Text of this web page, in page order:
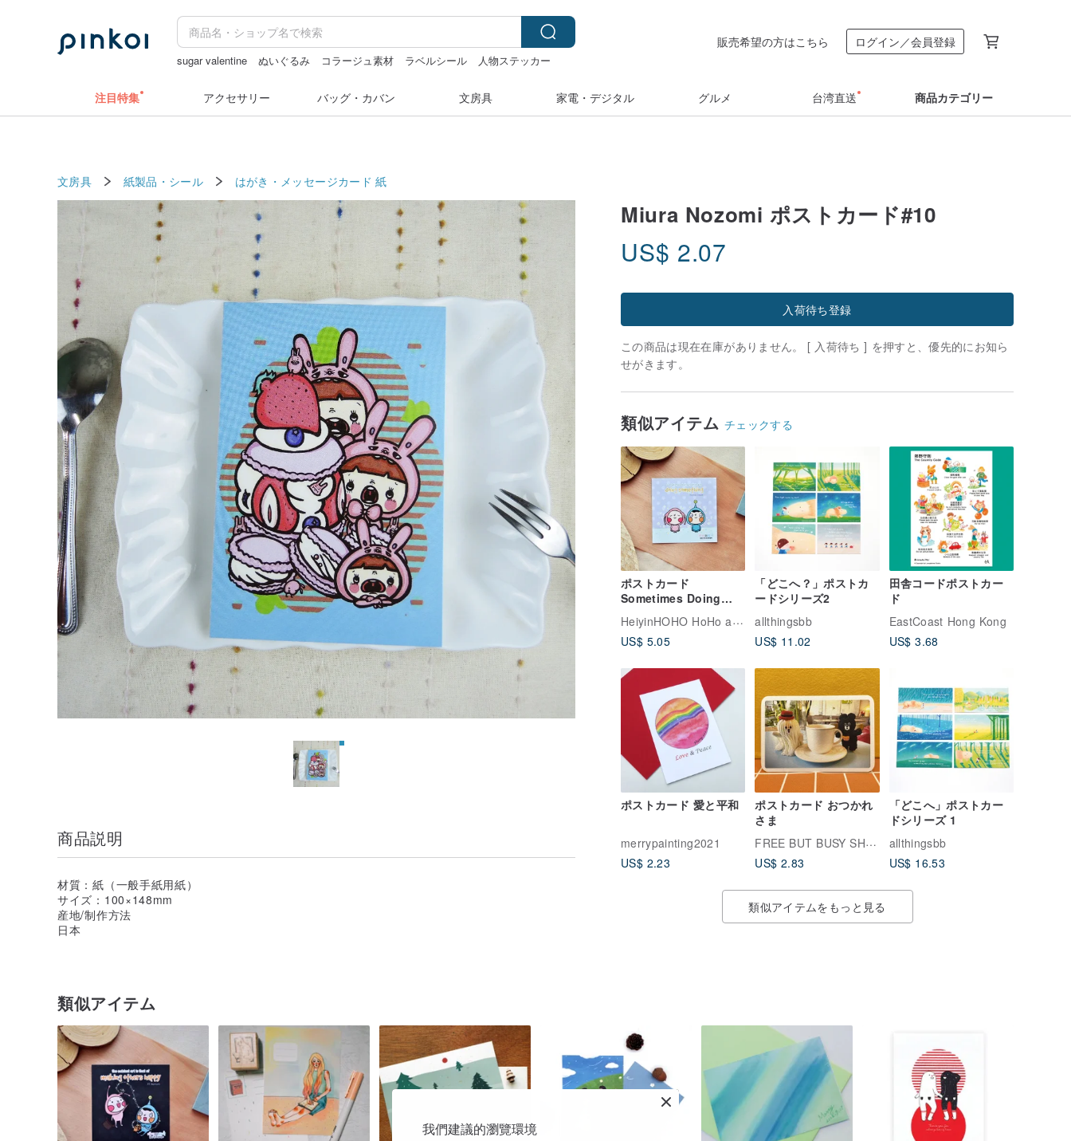
sugar valentine ぬいぐるみ コラージュ素材 ラベルシール
人物ステッカー
販売希望の方はこちら ログイン／会員登録
注目特集 アクセサリー バッグ・カバン 文房具 家電・デジタル グルメ 台湾直送 商品カテゴリー
文房具 紙製品・シール はがき・メッセージカード 紙
Miura Nozomi ポストカード#10
US$ 2.07
入荷待ち登録
この商品は現在在庫がありません。 [ 入荷待ち ] を押すと、優先的にお知ら
せがきます。
類似アイテム チェックする
ポストカード
Sometimes Doing
Nothing
HeiyinHOHO HoHo and LamHo
US$ 5.05
「どこへ？」ポストカ
ードシリーズ2
allthingsbb
US$ 11.02
田舎コードポストカー
ド
EastCoast Hong Kong
US$ 3.68
ポストカード 愛と平和
merrypainting2021
US$ 2.23
ポストカード おつかれ
さま
FREE BUT BUSY SHOP
US$ 2.83
「どこへ」ポストカー
ドシリーズ 1
allthingsbb
US$ 16.53
類似アイテムをもっと見る
商品説明
材質：紙（一般手紙用紙）
サイズ：100×148mm
産地/制作方法
日本
類似アイテム
我們建議的瀏覽環境